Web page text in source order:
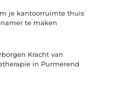
je kantoorruimte thuis
te maken
Kracht van
in Purmerend